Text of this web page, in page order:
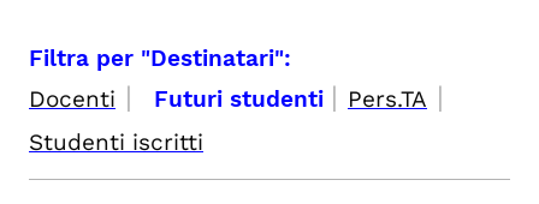
Filtra per "Destinatari":
Docenti | Futuri studenti | Pers.TA |
Studenti iscritti